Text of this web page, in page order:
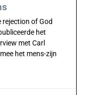
rejection of God
het
met Carl
het mens-zijn